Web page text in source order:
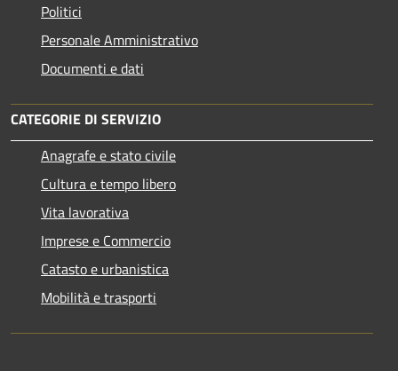
Politici
Personale Amministrativo
Documenti e dati
CATEGORIE DI SERVIZIO
Anagrafe e stato civile
Cultura e tempo libero
Vita lavorativa
Imprese e Commercio
Catasto e urbanistica
Mobilità e trasporti